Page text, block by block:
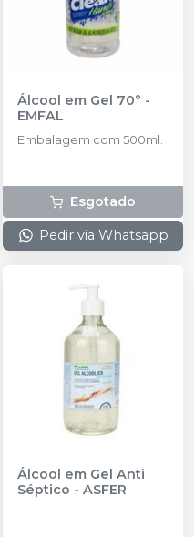
Álcool em Gel 70° -
EMFAL
Embalagem com 500ml.
Esgotado
Pedir via Whatsapp
Álcool em Gel Anti
Séptico - ASFER